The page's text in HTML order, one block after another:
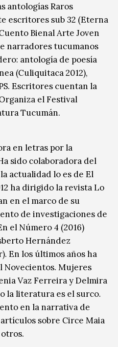
antologías Raros
escritores sub 32 (Eterna
Bienal Arte Joven
narradores tucumanos
antología de poesía
(Culiquitaca 2012),
Escritores cuentan la
el Festival
Tucumán.
en letras por la
sido colaboradora del
actualidad lo es de El
ha dirigido la revista Lo
en el marco de su
de investigaciones de
el Número 4 (2016)
Hernández
En los últimos años ha
Novecientos. Mujeres
Vaz Ferreira y Delmira
la literatura es el surco.
en la narrativa de
sobre Circe Maia